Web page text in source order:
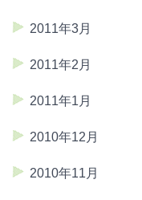
2011年3月
2011年2月
2011年1月
2010年12月
2010年11月